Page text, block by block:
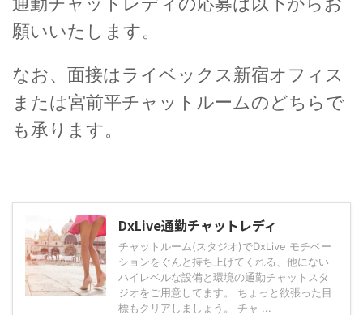
願いいたします。
なお、面接はライベックス新宿オフィス
または宮前平チャットルームのどちらで
も承ります。
DxLive通勤チャットレディ
チャットルーム(スタジオ)でDxLive モチベー
ションをぐんと持ち上げてくれる、他にない
ハイレベルな設備と環境の通勤チャットスタ
ジオをご用意してます。 ちょっと欲張った目
標もクリアしましょう。 チャ ...